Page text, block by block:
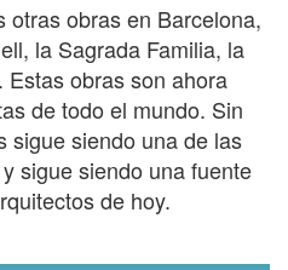
obras en Barcelona,
la Sagrada Familia, la
Estas obras son ahora
de todo el mundo. Sin
sigue siendo una de las
sigue siendo una fuente
de hoy.